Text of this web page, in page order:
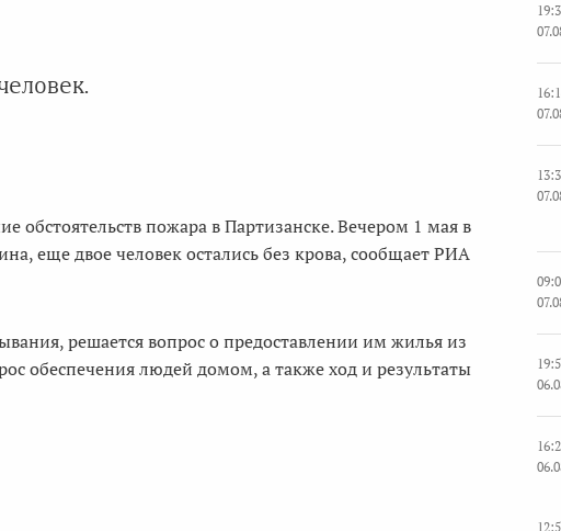
обстоятельств пожара в Партизанске. Вечером 1 мая в
еще двое человек остались без крова, сообщает РИА
решается вопрос о предоставлении им жилья из
обеспечения людей домом, а также ход и результаты